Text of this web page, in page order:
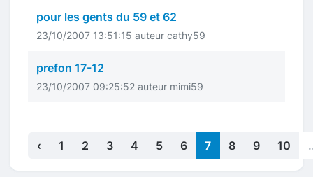
pour les gents du 59 et 62
23/10/2007 13:51:15 auteur cathy59
prefon 17-12
23/10/2007 09:25:52 auteur mimi59
‹ 1 2 3 4 5 6 7 8 9 10